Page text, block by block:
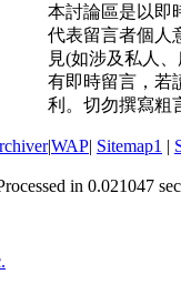
本討論區是以即
代表留言者個人
見(如涉及私人
有即時留言，若
利。切勿撰寫粗
|WAP| Sitemap1 |
in 0.021047